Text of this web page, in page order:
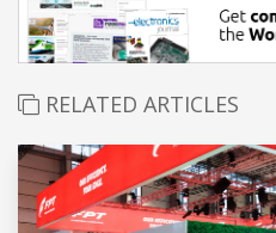
RELATED ARTICLES